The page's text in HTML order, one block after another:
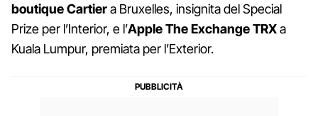
boutique Cartiera Bruxelles, insignita del Special
Prize per l’Interior, e l’Apple The Exchange TRXa
Kuala Lumpur, premiata per l’Exterior.